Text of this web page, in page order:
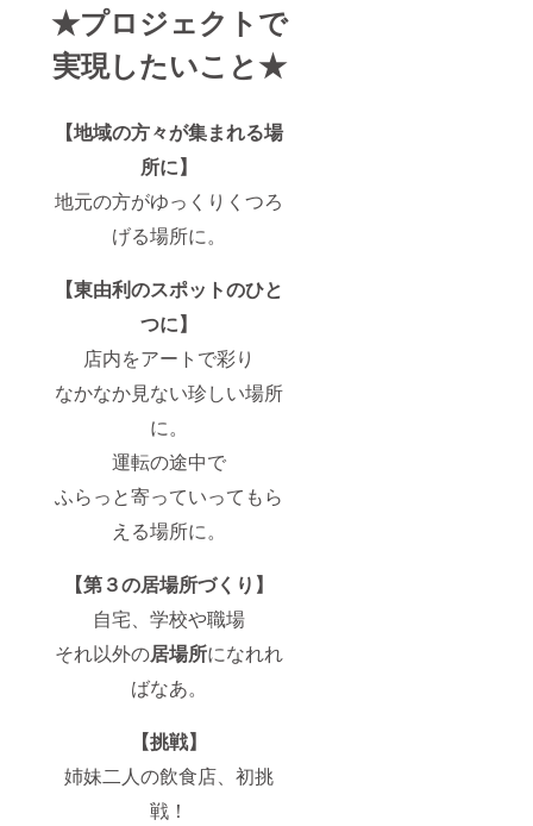
★プロジェクトで
実現したいこと★
【地域の方々が集まれる場
所に】
地元の方がゆっくりくつろ
げる場所に。
【東由利のスポットのひと
つに】
店内をアートで彩り
なかなか見ない珍しい場所
に。
運転の途中で
ふらっと寄っていってもら
える場所に。
【第３の居場所づくり】
自宅、学校や職場
それ以外の居場所になれれ
ばなあ。
【挑戦】
姉妹二人の飲食店、初挑
戦！